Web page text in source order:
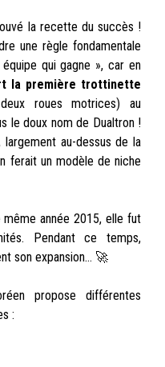
la recette du succès !
une règle fondamentale
qui gagne », car en
la première trottinette
roues motrices) au
le doux nom de Dualtron !
au-dessus de la
ferait un modèle de niche
année 2015, elle fut
Pendant ce temps,
son expansion… 🚀
propose différentes
: